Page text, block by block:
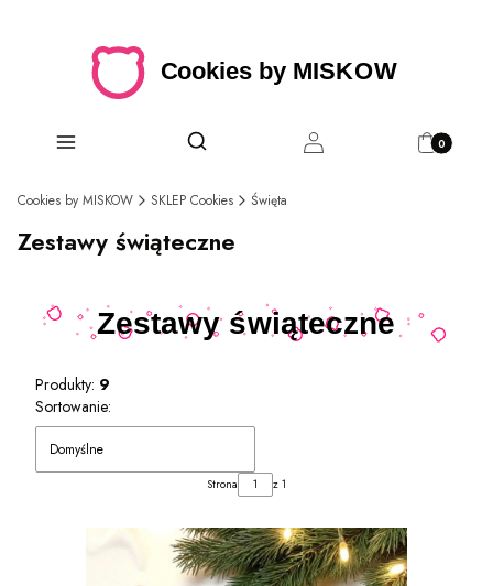
Menu Otwórz wyszukiwarkę
Szukaj Zaloguj się Produkty w
Koszyk
Cookies by MISKOW SKLEP Cookies Święta
Zestawy świąteczne
Produkty: 9
Lista produktów
Sortowanie:
Domyślne
Strona z 1